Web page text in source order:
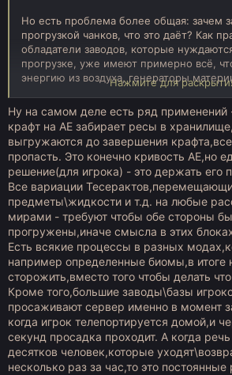
Но есть проблема более общая: зачем
прогрузкой чанков, что это даёт? Как
обладатели заводов, которые
прогрузке, уже имеют примерно всё,
энергию из воздуха, генераторы
продолжать генерировать условные
забивать ими склады? Даже при
требуется не
много.
Нажмите для
Ну на самом деле есть ряд применений
крафт на АЕ забирает ресы в
выгружаются до завершения
пропасть. Это конечно кривость АЕ,но
решение(для игрока) - это держать его
Все вариации
предметы\жидкости и т.д. на любые
мирами - требуют чтобы обе стороны
прогружены,иначе смысла в этих
Есть всякие процессы в разных
например определенные биомы,в итоге
сторожить,вместо того чтобы делать
Кроме того,большие заводы\базы
просаживают сервер именно в момент
когда игрок телепортируется домой,и
секунд просадка проходит. А когда
десятков человек,которые
несколько раз за час,то это